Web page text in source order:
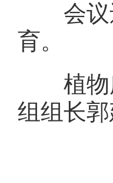
会议还
育。
植物所
组组长